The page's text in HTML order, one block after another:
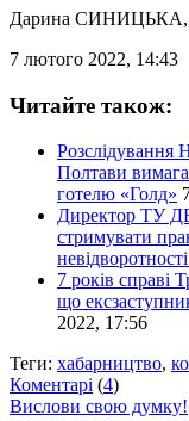
Дарина СИНИЦЬКА
7 лютого 2022, 14:43
Читайте також:
Розслідування
Полтави
готелю «Голд»
Директор ТУ
стримувати
7 років справі
що
2022, 17:56
Теги: хабарництво,
Коментарі (4)
Вислови свою думку!